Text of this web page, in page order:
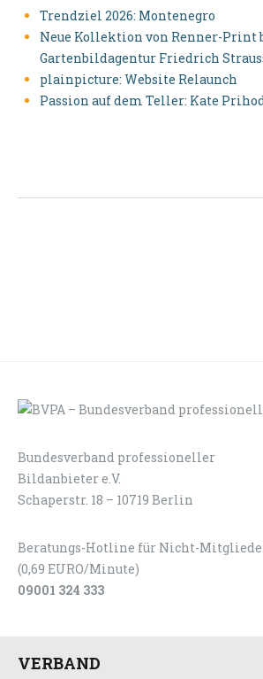
Trendziel 2026: Montenegro
Neue Kollektion von Renner-Print
Gartenbildagentur Friedrich
plainpicture: Website Relaunch
Passion auf dem Teller: Kate
Bundesverband professioneller
Bildanbieter e.V.
Schaperstr. 18 – 10719 Berlin
Beratungs-Hotline für Nicht-
(0,69 EURO/Minute)
09001 324 333
VERBAND